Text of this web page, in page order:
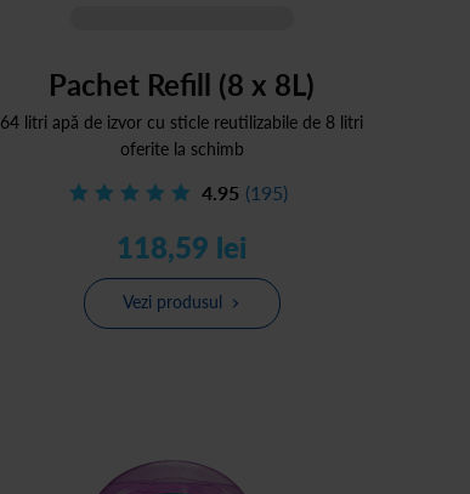
Pachet Refill (8 x 8L)
64 litri apă de izvor cu sticle reutilizabile de 8 litri
oferite la schimb
4.95 (195)
118,59 lei
Vezi produsul